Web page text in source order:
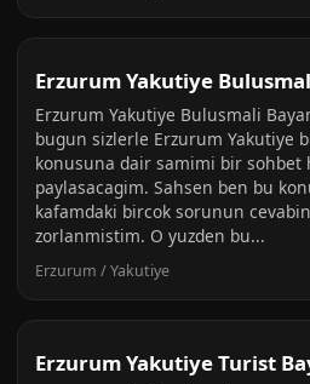
Erzurum Yakutiye
Erzurum Yakutiye Bulusmali
bugun sizlerle Erzurum Yakutiye
konusuna dair samimi bir sohbet
paylasacagim. Sahsen ben bu
kafamdaki bircok sorunun
zorlanmistim. O yuzden bu...
Erzurum / Yakutiye
Erzurum Yakutiye Turist